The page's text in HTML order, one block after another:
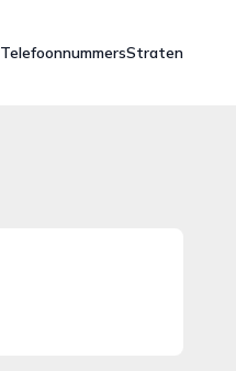
TelefoonnummersStraten